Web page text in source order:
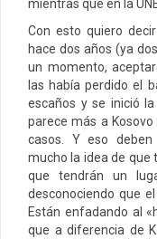
mientras que en la
Con esto quiero
hace dos años (ya
un momento,
las había perdido el
escaños y se inició
parece más a
casos. Y eso
mucho la idea de que
que tendrán un
desconociendo que
Están enfadando al
que a diferencia de